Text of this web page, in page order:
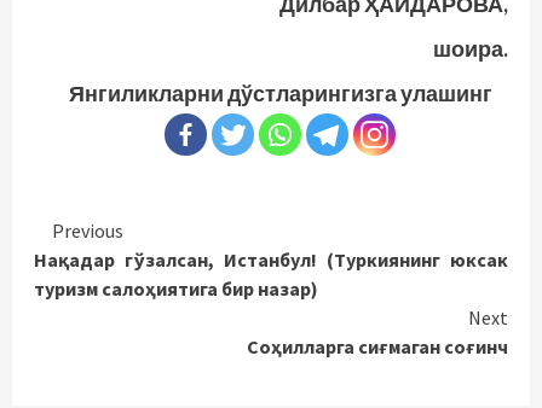
шоира.
Янгиликларни дўстларингизга улашинг
Continue
Reading
Previous
Нақадар гўзалсан, Истанбул! (Туркиянинг юксак
туризм салоҳиятига бир назар)
Next
Соҳилларга сиғмаган соғинч